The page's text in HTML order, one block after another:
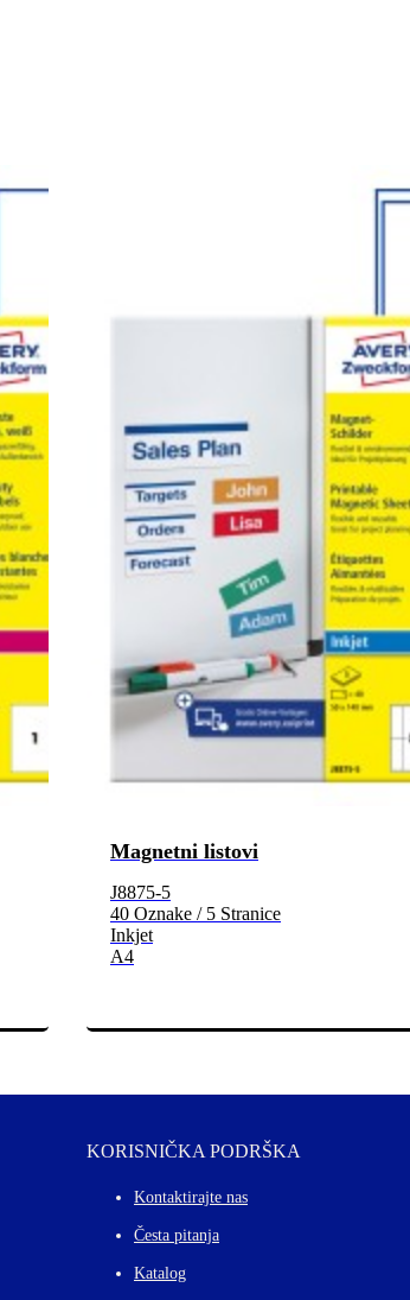
Magnetni listovi
J8875-5
40 Oznake / 5 Stranice
Inkjet
A4
KORISNIČKA PODRŠKA
Kontaktirajte nas
Česta pitanja
Katalog